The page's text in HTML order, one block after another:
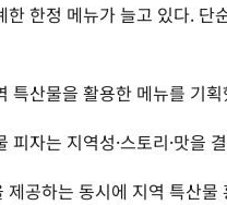
한정 메뉴가 늘고 있다. 단
특산물을 활용한 메뉴를 기
자는 지역성·스토리·맛을
공하는 동시에 지역 특산